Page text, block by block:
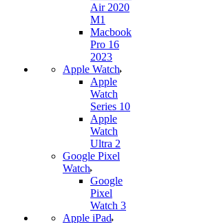
Air 2020
M1
Macbook
Pro 16
2023
Apple Watch
Apple
Watch
Series 10
Apple
Watch
Ultra 2
Google Pixel
Watch
Google
Pixel
Watch 3
Apple iPad